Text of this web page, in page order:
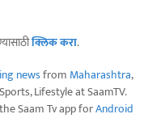
क्लिक करा.
newsfrom Maharashtra,
Lifestyle at SaamTV.
Saam Tv app forAndroid